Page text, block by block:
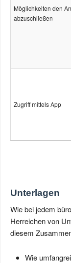
Möglichkeiten den
abzuschließen
Zugriff mittels App
Unterlagen
Wie bei jedem
Herreichen von
diesem
Wie